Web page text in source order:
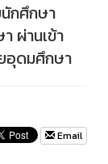
กศึกษา
ผ่านเข้า
อุดมศึกษา
Email